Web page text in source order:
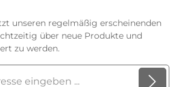
unseren regelmäßig erscheinenden
über neue Produkte und
zu werden.